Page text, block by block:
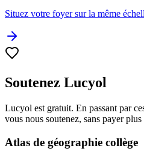
Situez votre foyer sur la même
Soutenez Lucyol
Lucyol est gratuit. En passant par
vous nous soutenez, sans payer plus
Atlas de géographie collège